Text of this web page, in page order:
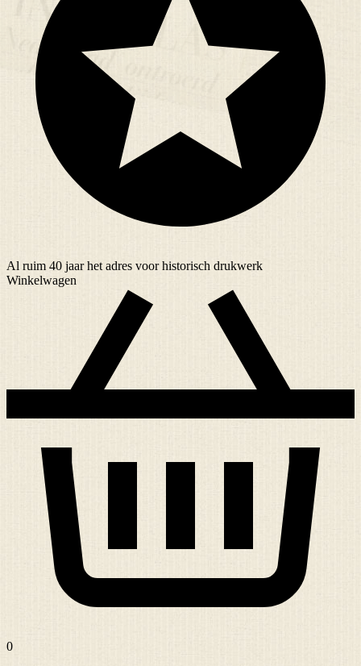
Al ruim 40 jaarhet adres voor historisch drukwerk
Winkelwagen
0